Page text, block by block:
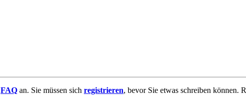
FAQ an. Sie müssen sich registrieren, bevor Sie etwas schreiben können.